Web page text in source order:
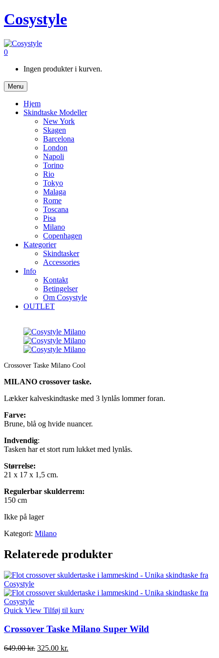
Cosystyle
0
Ingen produkter i kurven.
Menu
Hjem
Skindtaske Modeller
New York
Skagen
Barcelona
London
Napoli
Torino
Rio
Tokyo
Malaga
Rome
Toscana
Pisa
Milano
Copenhagen
Kategorier
Skindtasker
Accessories
Info
Kontakt
Betingelser
Om Cosystyle
OUTLET
Crossover Taske Milano Cool
MILANO crossover taske.
Lækker kalveskindtaske med 3 lynlås lommer foran.
Farve:
Brune, blå og hvide nuancer.
Indvendig:
Tasken har et stort rum lukket med lynlås.
Størrelse:
21 x 17 x 1,5 cm.
Regulerbar skulderrem:
150 cm
Ikke på lager
Kategori: Milano
Relaterede produkter
Quick View Tilføj til kurv
Crossover Taske Milano Super Wild
649.00kr. Den
325.00 kr.